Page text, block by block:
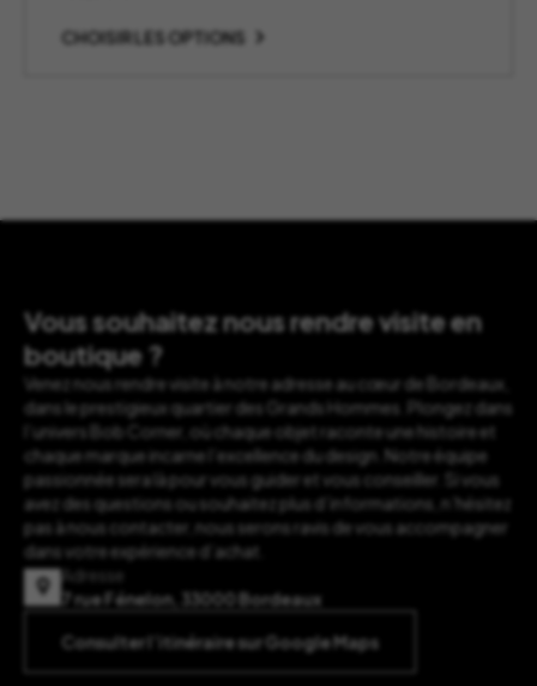
CHOISIR LES OPTIONS
Vous souhaitez nous rendre visite en
boutique ?
Venez nous rendre visite à notre adresse au cœur de Bordeaux,
dans le prestigieux quartier des Grands Hommes. Plongez dans
l’univers Bob Corner, où chaque objet raconte une histoire et
chaque marque incarne l’excellence du design. Notre équipe
passionnée sera là pour vous guider et vous conseiller. Si vous
avez des questions ou souhaitez plus d’informations, n’hésitez
pas à nous contacter, nous serons ravis de vous accompagner
dans votre expérience d’achat.
Adresse
7 rue Fénelon, 33000 Bordeaux
Consulter l’itinéraire sur Google Maps